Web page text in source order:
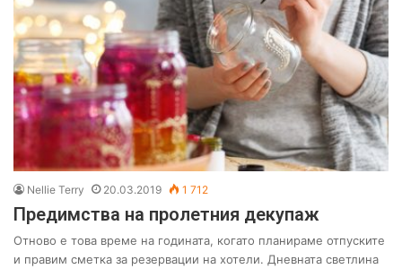
Nellie Terry 20.03.2019 1 712
Предимства на пролетния декупаж
Отново е това време на годината, когато планираме отпуските
и правим сметка за резервации на хотели. Дневната светлина